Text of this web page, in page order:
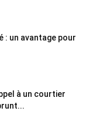
: un avantage pour
à un courtier